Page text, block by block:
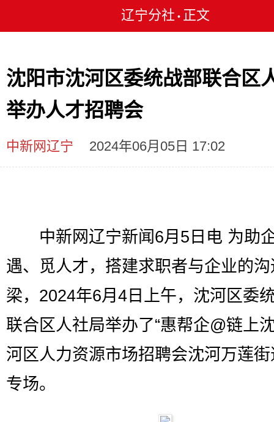
辽宁分社 • 正文
沈阳市沈河区委统战部联合区
举办人才招聘会
中新网辽宁 2024年06月05日 17:02
中新网辽宁新闻6月5日电 为助
遇、觅人才，搭建求职者与企业的
梁，2024年6月4日上午，沈河区委
联合区人社局举办了“惠帮企@链上
河区人力资源市场招聘会沈河万莲
专场。